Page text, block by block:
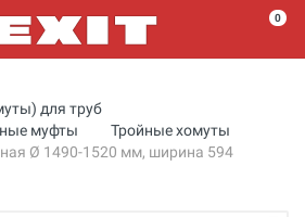
0
для труб
муфты
Тройные хомуты
Ø 1490-1520 мм, ширина 594